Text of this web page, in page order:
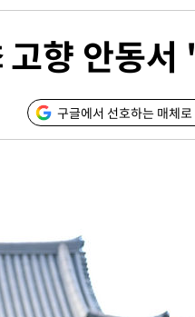
향 안동서
구글에서 선호하는 매체